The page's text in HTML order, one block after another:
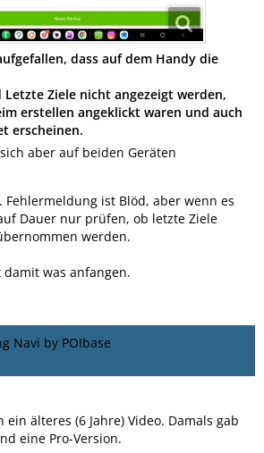
dass auf dem Handy die
Letzte Ziele nicht angezeigt werden,
erstellen angeklickt waren und auch
erscheinen.
aber auf beiden Geräten
ist Blöd, aber wenn es
Dauer nur prüfen, ob letzte Ziele
werden.
was anfangen.
Navi by POIbase
älteres (6 Jahre) Video. Damals gab
eine Pro-Version.